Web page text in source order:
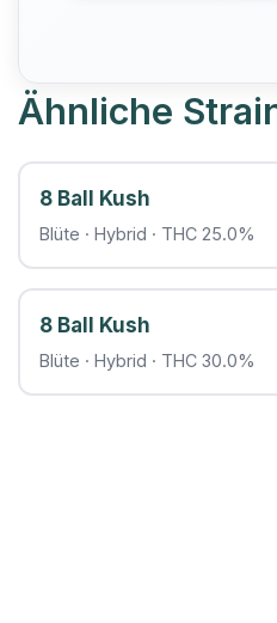
Ähnliche
8 Ball Kush
Blüte · Hybrid · THC 25.0%
8 Ball Kush
Blüte · Hybrid · THC 30.0%